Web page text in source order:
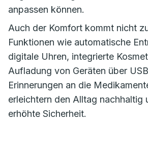
anpassen können.
Auch der Komfort kommt nicht
Funktionen wie automatische
digitale Uhren, integrierte
Aufladung von Geräten über
Erinnerungen an die
erleichtern den Alltag nachhaltig
erhöhte Sicherheit.